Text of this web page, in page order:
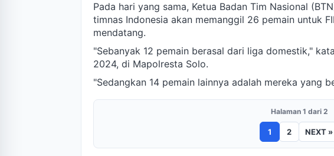
Pada hari yang sama, Ketua Badan Tim Nasional
timnas Indonesia akan memanggil 26 pemain untuk
mendatang.
"Sebanyak 12 pemain berasal dari liga domestik,"
2024, di Mapolresta Solo.
"Sedangkan 14 pemain lainnya adalah mereka yang
Halaman 1 dari 2
1 2 NEXT »